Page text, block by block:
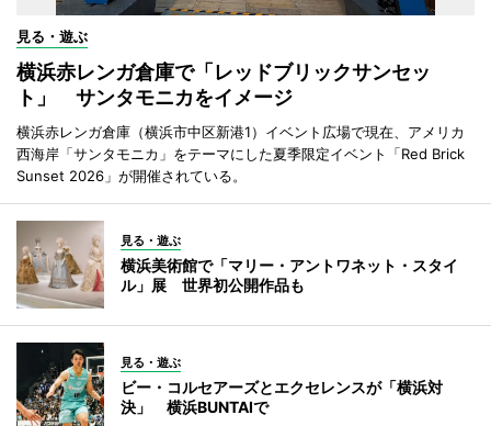
見る・遊ぶ
横浜赤レンガ倉庫で「レッドブリックサンセッ
ト」 サンタモニカをイメージ
横浜赤レンガ倉庫（横浜市中区新港1）イベント広場で現在、アメリカ
西海岸「サンタモニカ」をテーマにした夏季限定イベント「Red Brick
Sunset 2026」が開催されている。
見る・遊ぶ
横浜美術館で「マリー・アントワネット・スタイ
ル」展 世界初公開作品も
見る・遊ぶ
ビー・コルセアーズとエクセレンスが「横浜対
決」 横浜BUNTAIで